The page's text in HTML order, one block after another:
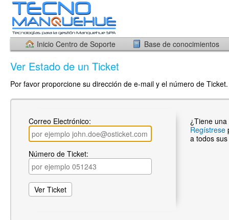
Inicio Centro de Soporte Base de conocimientos
Ver Estado de un Ticket
Por favor proporcione su dirección de e-mail y el número de
Correo Electrónico:
Número de Ticket:
¿Tiene
Regístrese
a todos